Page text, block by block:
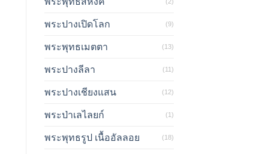
พระปางเปิดโลก (9)
พระพุทธเมตตา (13)
พระปางลีลา (11)
พระปางเชียงแสน (12)
พระป่าเลไลยก์ (1)
พระพุทธรูป เนื้ออัลลอย (18)